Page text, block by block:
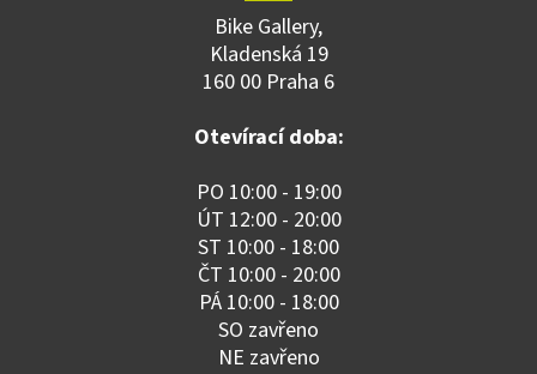
Bike Gallery,
Kladenská 19
160 00 Praha 6
Otevírací doba:
PO 10:00 - 19:00
ÚT 12:00 - 20:00
ST 10:00 - 18:00
ČT 10:00 - 20:00
PÁ 10:00 - 18:00
SO zavřeno
NE zavřeno